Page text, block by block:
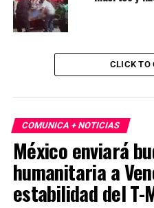
CLICK TO
COMUNICA + NOTICIAS
México enviará
humanitaria a
estabilidad del T-